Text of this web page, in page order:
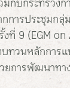
ารประชุมกลุ่
ที่ 9 (EGM on
ทวนหลักการแ
ยการพัฒนาทา